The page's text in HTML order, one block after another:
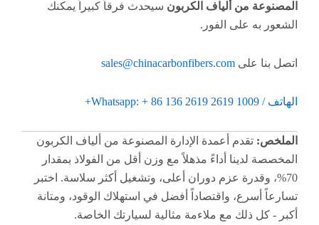
المصنوعة من ألياف الكربون سيحدث فرقاً كبيراً يمكنك
الشعور به على الفور.
اتصل بنا على sales@chinacarbonfibers.com
الهاتف / Whatsapp: + 86 136 2619 2619 1009+
الملخص: تقدم أعمدة الإدارة المصنوعة من ألياف الكربون
المخصصة لدينا أداءً مذهلاً مع وزن أقل من الفولاذ بمقدار
70%، وقدرة عزم دوران أعلى، وتشغيل أكثر سلاسة. اختبر
تسارعاً أسرع، واقتصاداً أفضل في استهلاك الوقود، ومتانة
أكبر - كل ذلك مع ملاءمة مثالية لسيارتك الخاصة.